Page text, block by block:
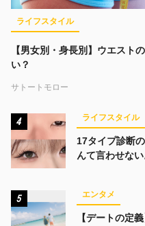
ライフスタイル
【男女別・身長別】ウエスト
い？
サトートモロー
4 ライフスタイル
17タイプ診断
んて言わせな
5 エンタメ
【デートの定